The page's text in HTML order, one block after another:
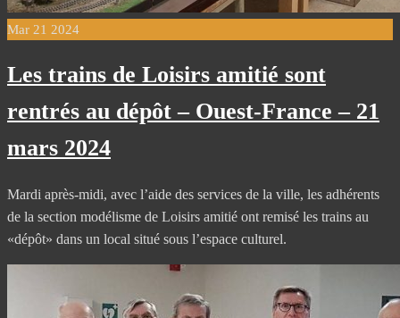
Mar 21 2024
Les trains de Loisirs amitié sont
rentrés au dépôt – Ouest-France – 21
mars 2024
Mardi après-midi, avec l’aide des services de la ville, les adhérents
de la section modélisme de Loisirs amitié ont remisé les trains au
«dépôt» dans un local situé sous l’espace culturel.